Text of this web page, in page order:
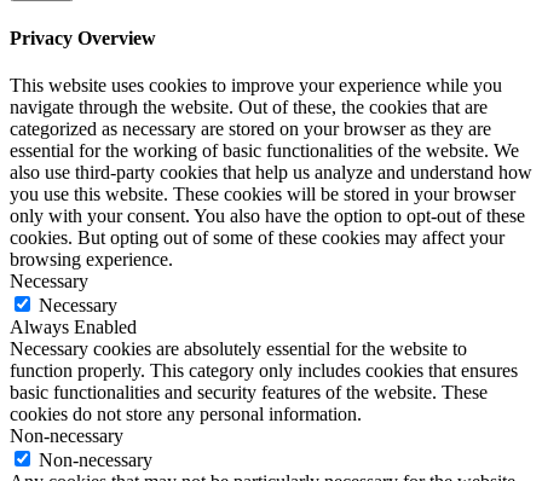
Privacy Overview
This website uses cookies to improve your experience while you
navigate through the website. Out of these, the cookies that are
categorized as necessary are stored on your browser as they are
essential for the working of basic functionalities of the website. We
also use third-party cookies that help us analyze and understand how
you use this website. These cookies will be stored in your browser
only with your consent. You also have the option to opt-out of these
cookies. But opting out of some of these cookies may affect your
browsing experience.
Necessary
Necessary
Always Enabled
Necessary cookies are absolutely essential for the website to
function properly. This category only includes cookies that ensures
basic functionalities and security features of the website. These
cookies do not store any personal information.
Non-necessary
Non-necessary